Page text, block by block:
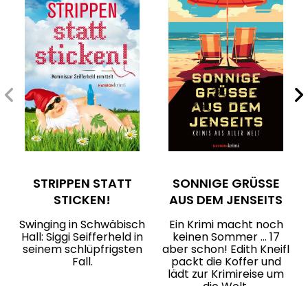
STRIPPEN STATT
STICKEN!
Swinging in Schwäbisch
Hall: Siggi Seifferheld in
seinem schlüpfrigsten
Fall.
SONNIGE GRÜSSE A
US DEM JENSEITS
Ein Krimi macht noch
keinen Sommer … 17
aber schon! Edith Kneifl
packt die Koffer und
lädt zur Krimireise um